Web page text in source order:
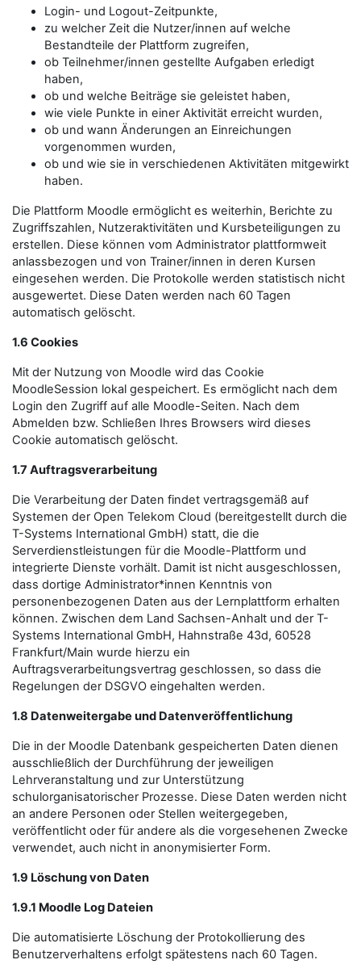
Login- und Logout-Zeitpunkte,
zu welcher Zeit die Nutzer/innen auf welche
Bestandteile der Plattform zugreifen,
ob Teilnehmer/innen gestellte Aufgaben erledigt
haben,
ob und welche Beiträge sie geleistet haben,
wie viele Punkte in einer Aktivität erreicht wurden,
ob und wann Änderungen an Einreichungen
vorgenommen wurden,
ob und wie sie in verschiedenen Aktivitäten mitgewirkt
haben.
Die Plattform Moodle ermöglicht es weiterhin, Berichte zu
Zugriffszahlen, Nutzeraktivitäten und Kursbeteiligungen zu
erstellen. Diese können vom Administrator plattformweit
anlassbezogen und von Trainer/innen in deren Kursen
eingesehen werden. Die Protokolle werden statistisch nicht
ausgewertet. Diese Daten werden nach 60 Tagen
automatisch gelöscht.
1.6 Cookies
Mit der Nutzung von Moodle wird das Cookie
MoodleSession lokal gespeichert. Es ermöglicht nach dem
Login den Zugriff auf alle Moodle-Seiten. Nach dem
Abmelden bzw. Schließen Ihres Browsers wird dieses
Cookie automatisch gelöscht.
1.7 Auftragsverarbeitung
Die Verarbeitung der Daten findet vertragsgemäß auf
Systemen der Open Telekom Cloud (bereitgestellt durch die
T-Systems International GmbH) statt, die die
Serverdienstleistungen für die Moodle-Plattform und
integrierte Dienste vorhält. Damit ist nicht ausgeschlossen,
dass dortige Administrator*innen Kenntnis von
personenbezogenen Daten aus der Lernplattform erhalten
können. Zwischen dem Land Sachsen-Anhalt und der T-
Systems International GmbH, Hahnstraße 43d, 60528
Frankfurt/Main wurde hierzu ein
Auftragsverarbeitungsvertrag geschlossen, so dass die
Regelungen der DSGVO eingehalten werden.
1.8 Datenweitergabe und Datenveröffentlichung
Die in der Moodle Datenbank gespeicherten Daten dienen
ausschließlich der Durchführung der jeweiligen
Lehrveranstaltung und zur Unterstützung
schulorganisatorischer Prozesse. Diese Daten werden nicht
an andere Personen oder Stellen weitergegeben,
veröffentlicht oder für andere als die vorgesehenen Zwecke
verwendet, auch nicht in anonymisierter Form.
1.9 Löschung von Daten
1.9.1 Moodle Log Dateien
Die automatisierte Löschung der Protokollierung des
Benutzerverhaltens erfolgt spätestens nach 60 Tagen.